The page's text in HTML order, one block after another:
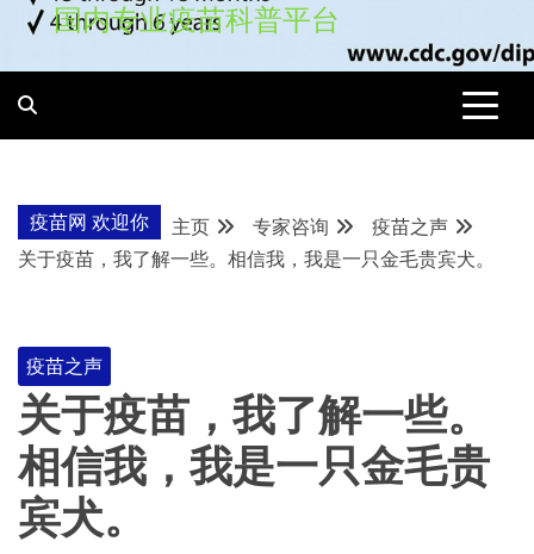
国内专业疫苗科普平台
疫苗网 欢迎你 主页 专家咨询
疫苗之声
关于疫苗，我了解一些。相信我，我是一只金毛贵宾犬。
疫苗之声
关于疫苗，我了解一些。
相信我，我是一只金毛贵
宾犬。